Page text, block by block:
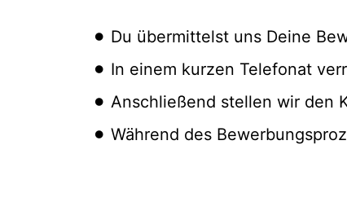
Du übermittelst uns Deine
In einem kurzen Telefonat
Anschließend stellen wir den
Während des